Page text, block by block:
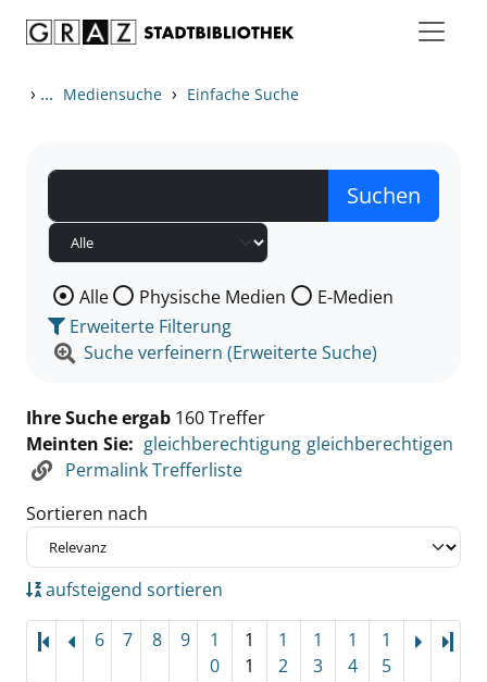
› ... Mediensuche › Einfache Suche
Wählen Sie die Medienart nach der Sie suchen wollen.
Alle Physische Medien
E-Medien
Erweiterte Filterung
Suche verfeinern (Erweiterte Suche)
Ihre Suche ergab 160 Treffer
Meinten Sie: gleichberechtigung gleichberechtigen
Permalink Trefferliste
Sortieren nach
aufsteigend sortieren
6 7 8 9
1
0
1
1
1
2
1
3
1
4
1
5